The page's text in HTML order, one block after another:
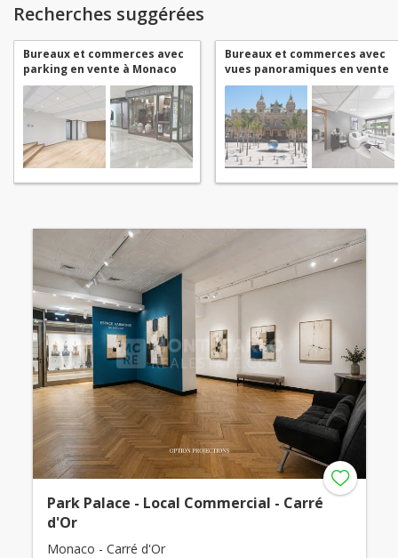
Recherches suggérées
Bureaux et commerces avec
parking en vente à Monaco
Carré d'Or
Bureaux et commerces avec
vues panoramiques en vente
à Monaco Carré d'Or
Park Palace - Local Commercial - Carré
d'Or
Monaco - Carré d'Or